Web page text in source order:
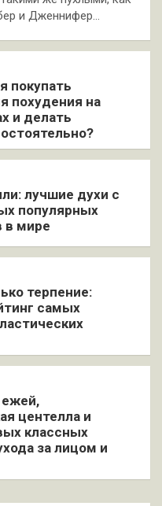
и Дженнифер…
покупать
похудения на
и делать
лучшие духи с
популярных
в мире
терпение:
самых
ежей,
центелла и
классных
за лицом и